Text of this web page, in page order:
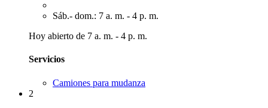
Sáb.- dom.: 7 a. m. - 4 p. m.
Hoy abierto de 7 a. m. - 4 p. m.
Servicios
Camiones para mudanza
2